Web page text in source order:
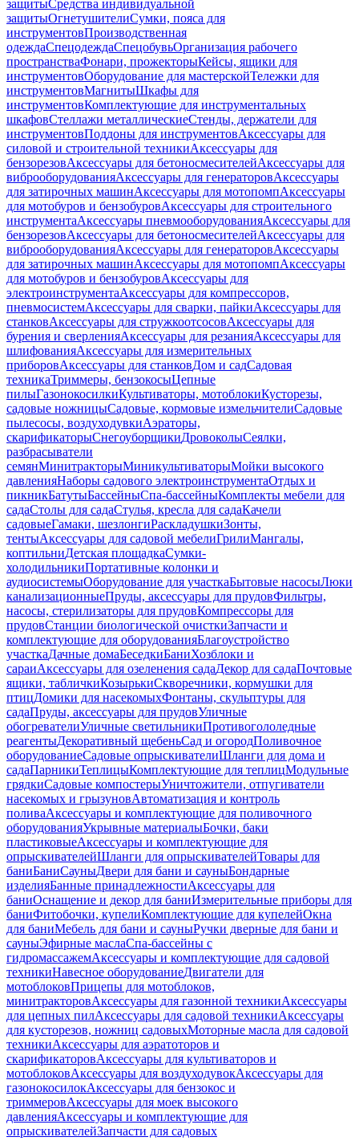
защитыСредства индивидуальной
защитыОгнетушителиСумки, пояса для
инструментовПроизводственная
одеждаСпецодеждаСпецобувьОрганизация рабочего
пространстваФонари, прожекторыКейсы, ящики для
инструментовОборудование для мастерскойТележки для
инструментовМагнитыШкафы для
инструментовКомплектующие для инструментальных
шкафовСтеллажи металлическиеСтенды, держатели для
инструментовПоддоны для инструментовАксессуары для
силовой и строительной техникиАксессуары для
бензорезовАксессуары для бетоносмесителейАксессуары для
виброоборудованияАксессуары для генераторовАксессуары
для затирочных машинАксессуары для мотопомпАксессуары
для мотобуров и бензобуровАксессуары для строительного
инструментаАксессуары пневмооборудованияАксессуары для
бензорезовАксессуары для бетоносмесителейАксессуары для
виброоборудованияАксессуары для генераторовАксессуары
для затирочных машинАксессуары для мотопомпАксессуары
для мотобуров и бензобуровАксессуары для
электроинструментаАксессуары для компрессоров,
пневмосистемАксессуары для сварки, пайкиАксессуары для
станковАксессуары для стружкоотсосовАксессуары для
бурения и сверленияАксессуары для резанияАксессуары для
шлифованияАксессуары для измерительных
приборовАксессуары для станковДом и садСадовая
техникаТриммеры, бензокосыЦепные
пилыГазонокосилкиКультиваторы, мотоблокиКусторезы,
садовые ножницыСадовые, кормовые измельчителиСадовые
пылесосы, воздуходувкиАэраторы,
скарификаторыСнегоуборщикиДровоколыСеялки,
разбрасыватели
семянМинитракторыМиникультиваторыМойки высокого
давленияНаборы садового электроинструментаОтдых и
пикникБатутыБассейныСпа-бассейныКомплекты мебели для
садаСтолы для садаСтулья, кресла для садаКачели
садовыеГамаки, шезлонгиРаскладушкиЗонты,
тентыАксессуары для садовой мебелиГрилиМангалы,
коптильниДетская площадкаСумки-
холодильникиПортативные колонки и
аудиосистемыОборудование для участкаБытовые насосыЛюки
канализационныеПруды, аксессуары для прудовФильтры,
насосы, стерилизаторы для прудовКомпрессоры для
прудовСтанции биологической очисткиЗапчасти и
комплектующие для оборудованияБлагоустройство
участкаДачные домаБеседкиБаниХозблоки и
сараиАксессуары для озеленения садаДекор для садаПочтовые
ящики, табличкиКозырькиСкворечники, кормушки для
птицДомики для насекомыхФонтаны, скульптуры для
садаПруды, аксессуары для прудовУличные
обогревателиУличные светильникиПротивогололедные
реагентыДекоративный щебеньСад и огородПоливочное
оборудованиеСадовые опрыскивателиШланги для дома и
садаПарникиТеплицыКомплектующие для теплицМодульные
грядкиСадовые компостерыУничтожители, отпугиватели
насекомых и грызуновАвтоматизация и контроль
поливаАксессуары и комплектующие для поливочного
оборудованияУкрывные материалыБочки, баки
пластиковыеАксессуары и комплектующие для
опрыскивателейШланги для опрыскивателейТовары для
баниБаниСауныДвери для бани и сауныБондарные
изделияБанные принадлежностиАксессуары для
баниОснащение и декор для баниИзмерительные приборы для
баниФитобочки, купелиКомплектующие для купелейОкна
для баниМебель для бани и сауныРучки дверные для бани и
сауныЭфирные маслаСпа-бассейны с
гидромассажемАксессуары и комплектующие для садовой
техникиНавесное оборудованиеДвигатели для
мотоблоковПрицепы для мотоблоков,
минитракторовАксессуары для газонной техникиАксессуары
для цепных пилАксессуары для садовой техникиАксессуары
для кусторезов, ножниц садовыхМоторные масла для садовой
техникиАксессуары для аэратоторов и
скарификаторовАксессуары для культиваторов и
мотоблоковАксессуары для воздуходувокАксессуары для
газонокосилокАксессуары для бензокос и
триммеровАксессуары для моек высокого
давленияАксессуары и комплектующие для
опрыскивателейЗапчасти для садовых